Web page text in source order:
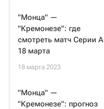
"Монца" —
"Кремонезе": где
смотреть матч Серии А
18 марта
18 марта 2023
"Монца" —
"Кремонезе": прогноз